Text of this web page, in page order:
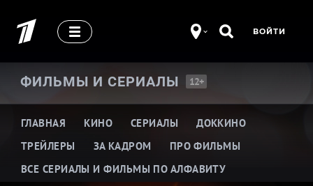
ВОЙТИ
ФИЛЬМЫ И СЕРИАЛЫ 12+
ГЛАВНАЯ КИНО СЕРИАЛЫ
ДОККИНО
ТРЕЙЛЕРЫ
ЗА КАДРОМ
ПРО ФИЛЬМЫ
ВСЕ СЕРИАЛЫ И ФИЛЬМЫ ПО АЛФАВИТУ